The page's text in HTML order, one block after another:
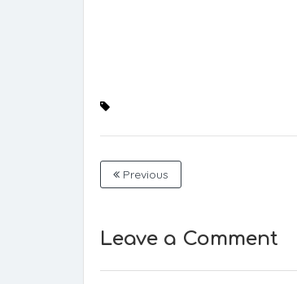
Previous
Leave a Comment